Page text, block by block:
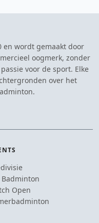
en wordt gemaakt door
oogmerk, zonder
voor de sport. Elke
over het
Badminton
Open